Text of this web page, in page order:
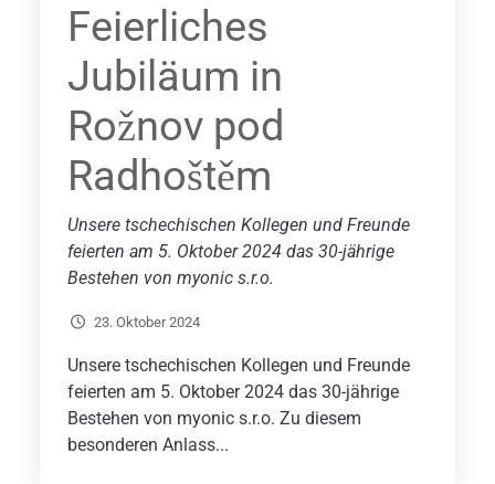
Feierliches
Jubiläum in
Rožnov pod
Radhoštěm
Unsere tschechischen Kollegen und Freunde
feierten am 5. Oktober 2024 das 30-jährige
Bestehen von myonic s.r.o.
23. Oktober 2024
Unsere tschechischen Kollegen und Freunde
feierten am 5. Oktober 2024 das 30-jährige
Bestehen von myonic s.r.o. Zu diesem
besonderen Anlass...